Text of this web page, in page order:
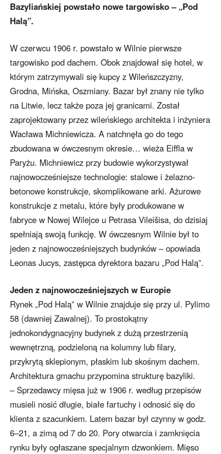
Bazyliańskiej powstało nowe targowisko – „Pod
Halą”.
W czerwcu 1906 r. powstało w Wilnie pierwsze
targowisko pod dachem. Obok znajdował się hotel, w
którym zatrzymywali się kupcy z Wileńszczyzny,
Grodna, Mińska, Oszmiany. Bazar był znany nie tylko
na Litwie, lecz także poza jej granicami. Został
zaprojektowany przez wileńskiego architekta i inżyniera
Wacława Michniewicza. A natchnęła go do tego
zbudowana w ówczesnym okresie… wieża Eiffla w
Paryżu. Michniewicz przy budowie wykorzystywał
najnowocześniejsze technologie: stalowe i żelazno-
betonowe konstrukcje, skomplikowane arki. Ażurowe
konstrukcje z metalu, które były produkowane w
fabryce w Nowej Wilejce u Petrasa Vileišisa, do dzisiaj
spełniają swoją funkcję. W ówczesnym Wilnie był to
jeden z najnowocześniejszych budynków – opowiada
Leonas Jucys, zastępca dyrektora bazaru „Pod Halą”.
Jeden z najnowocześniejszych w Europie
Rynek „Pod Halą” w Wilnie znajduje się przy ul. Pylimo
58 (dawniej Zawalnej). To prostokątny
jednokondygnacyjny budynek z dużą przestrzenią
wewnętrzną, podzieloną na kolumny lub filary,
przykrytą sklepionym, płaskim lub skośnym dachem.
Architektura gmachu przypomina strukturę bazyliki.
– Sprzedawcy mięsa już w 1906 r. według przepisów
musieli nosić długie, białe fartuchy i odnosić się do
klienta z szacunkiem. Latem bazar był czynny w godz.
6–21, a zimą od 7 do 20. Pory otwarcia i zamknięcia
rynku były ogłaszane specjalnym dzwonkiem. Mięso